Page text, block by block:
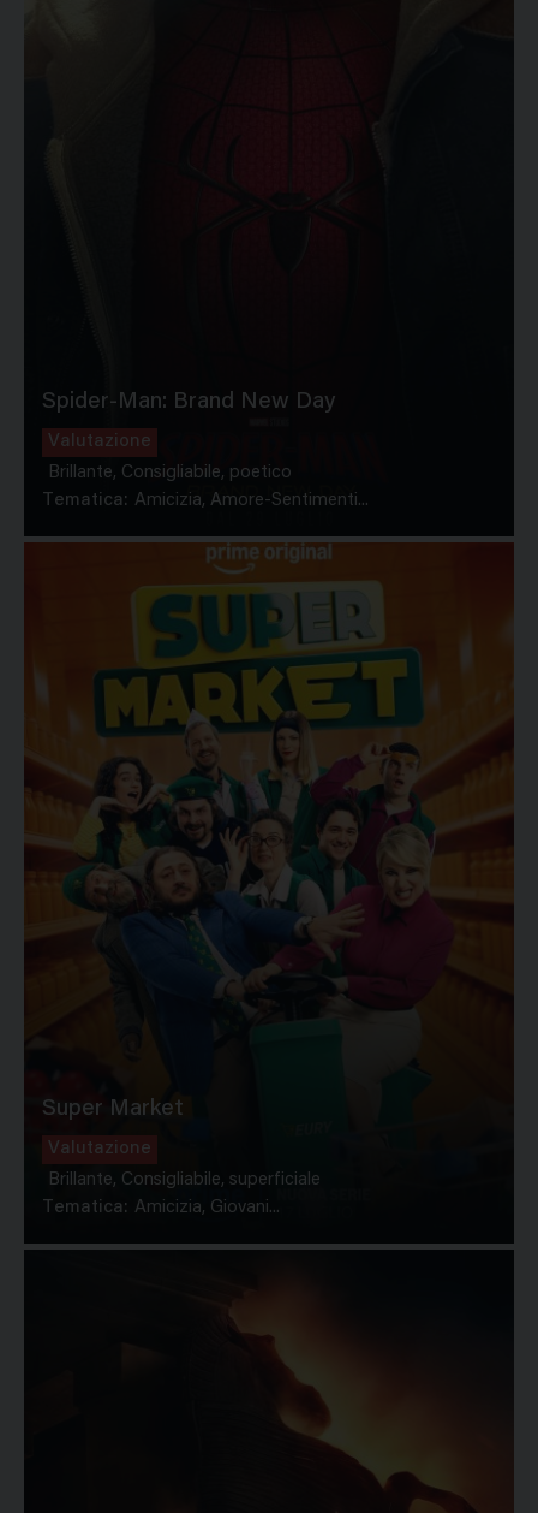
Spider-Man: Brand New Day
Valutazione
Brillante, Consigliabile, poetico
Tematica: Amicizia, Amore-Sentimenti...
Super Market
Valutazione
Brillante, Consigliabile, superficiale
Tematica: Amicizia, Giovani...